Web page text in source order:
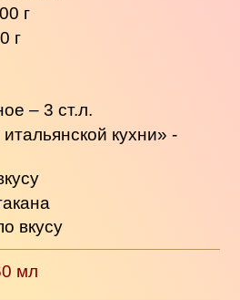
г
г
– 3 ст.л.
кухни» -
вкусу
мл